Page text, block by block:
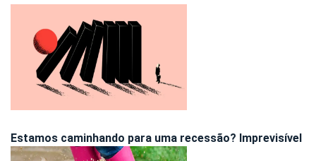
Estamos caminhando para uma recessão? Imprevisível